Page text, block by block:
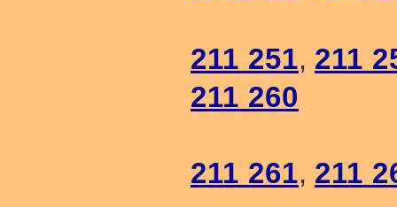
211 251, 211
211 260
211 261, 211